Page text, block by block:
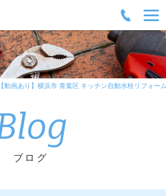
【動画あり】横浜市 青葉区 キッチン自動水栓リフォー
Blog
ブログ